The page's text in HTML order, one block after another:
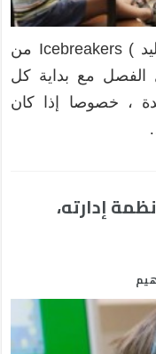
تعتبر أنشطة كسر الجمود ( أو الجليد ) Icebreakers من
الفصل مع بداية كل
، خصوصا إذا كان
إدارته،